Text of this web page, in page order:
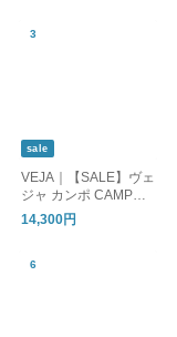
sale
VEJA｜【SALE】ヴェ
ジャ カンポ CAMPO E
XTRA-WHITE ALMON
D スニーカー（VJCP
14,300円